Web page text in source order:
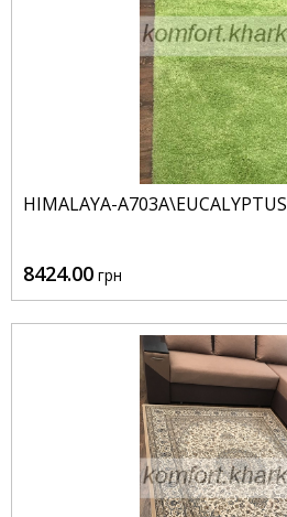
HIMALAYA-A703A\EUCALYPTUS
8424.00 грн